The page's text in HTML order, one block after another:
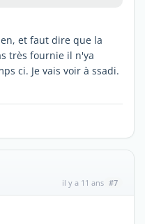
et faut dire que la
très fournie il n'ya
ci. Je vais voir à ssadi.
il y a 11 ans #7